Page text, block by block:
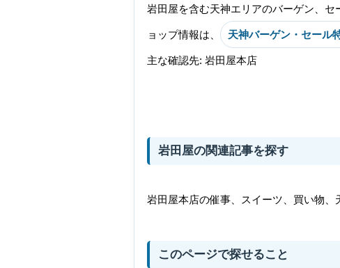
岩田屋を含む天神エリアのバーゲン、
ョップ情報は、 天神バーゲン・セール
主な確認先: 岩田屋本店
岩田屋の関連記事を探す
岩田屋本店の催事、スイーツ、買い物、
このページで探せること